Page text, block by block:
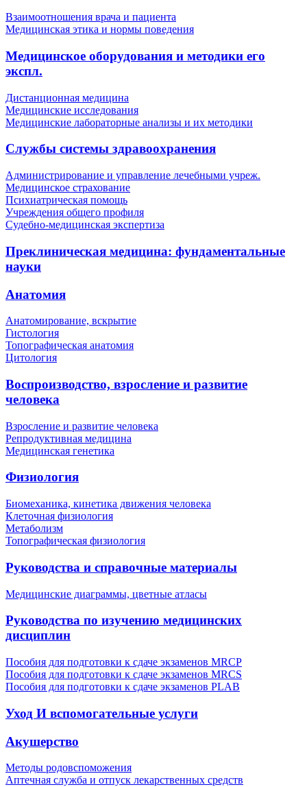
Взаимоотношения врача и пациента
Медицинская этика и нормы поведения
Медицинское оборудования и методики его
экспл.
Дистанционная медицина
Медицинские исследования
Медицинские лабораторные анализы и их методики
Службы системы здравоохранения
Администрирование и управление лечебными учреж.
Медицинское страхование
Психиатрическая помощь
Учреждения общего профиля
Судебно-медицинская экспертиза
Преклиническая медицина: фундаментальные
науки
Анатомия
Анатомирование, вскрытие
Гистология
Топографическая анатомия
Цитология
Воспроизводство, взросление и развитие
человека
Взросление и развитие человека
Репродуктивная медицина
Медицинская генетика
Физиология
Биомеханика, кинетика движения человека
Клеточная физиология
Метаболизм
Топографическая физиология
Руководства и справочные материалы
Медицинские диаграммы, цветные атласы
Руководства по изучению медицинских
дисциплин
Пособия для подготовки к сдаче экзаменов MRCP
Пособия для подготовки к сдаче экзаменов MRCS
Пособия для подготовки к сдаче экзаменов PLAB
Уход И вспомогательные услуги
Акушерство
Методы родовспоможения
Аптечная служба и отпуск лекарственных средств